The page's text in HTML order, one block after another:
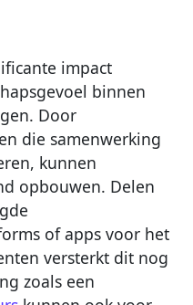
impact
binnen
Door
die samenwerking
kunnen
opbouwen. Delen
of apps voor het
versterkt dit nog
zoals een